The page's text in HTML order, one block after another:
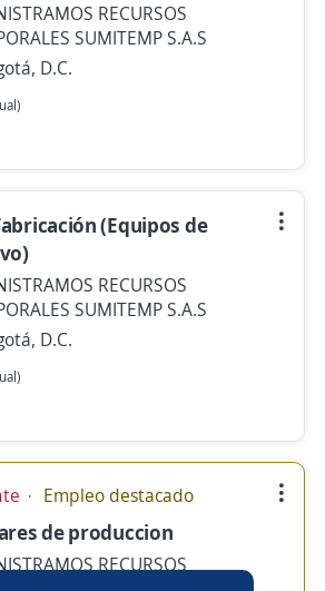
RECURSOS
SUMITEMP S.A.S
D.C.
(Equipos de
RECURSOS
SUMITEMP S.A.S
D.C.
Empleo destacado
de produccion
RECURSOS